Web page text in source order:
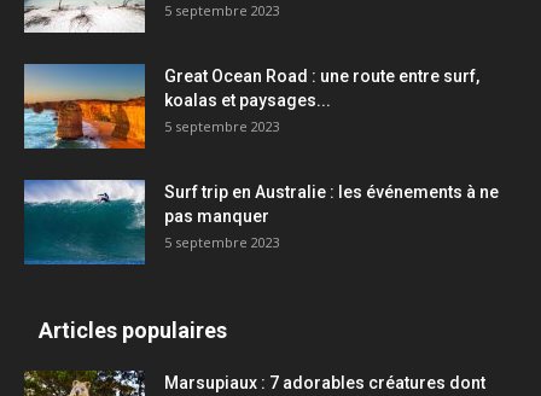
5 septembre 2023
Great Ocean Road : une route entre surf,
koalas et paysages...
5 septembre 2023
Surf trip en Australie : les événements à ne
pas manquer
5 septembre 2023
Articles populaires
Marsupiaux : 7 adorables créatures dont